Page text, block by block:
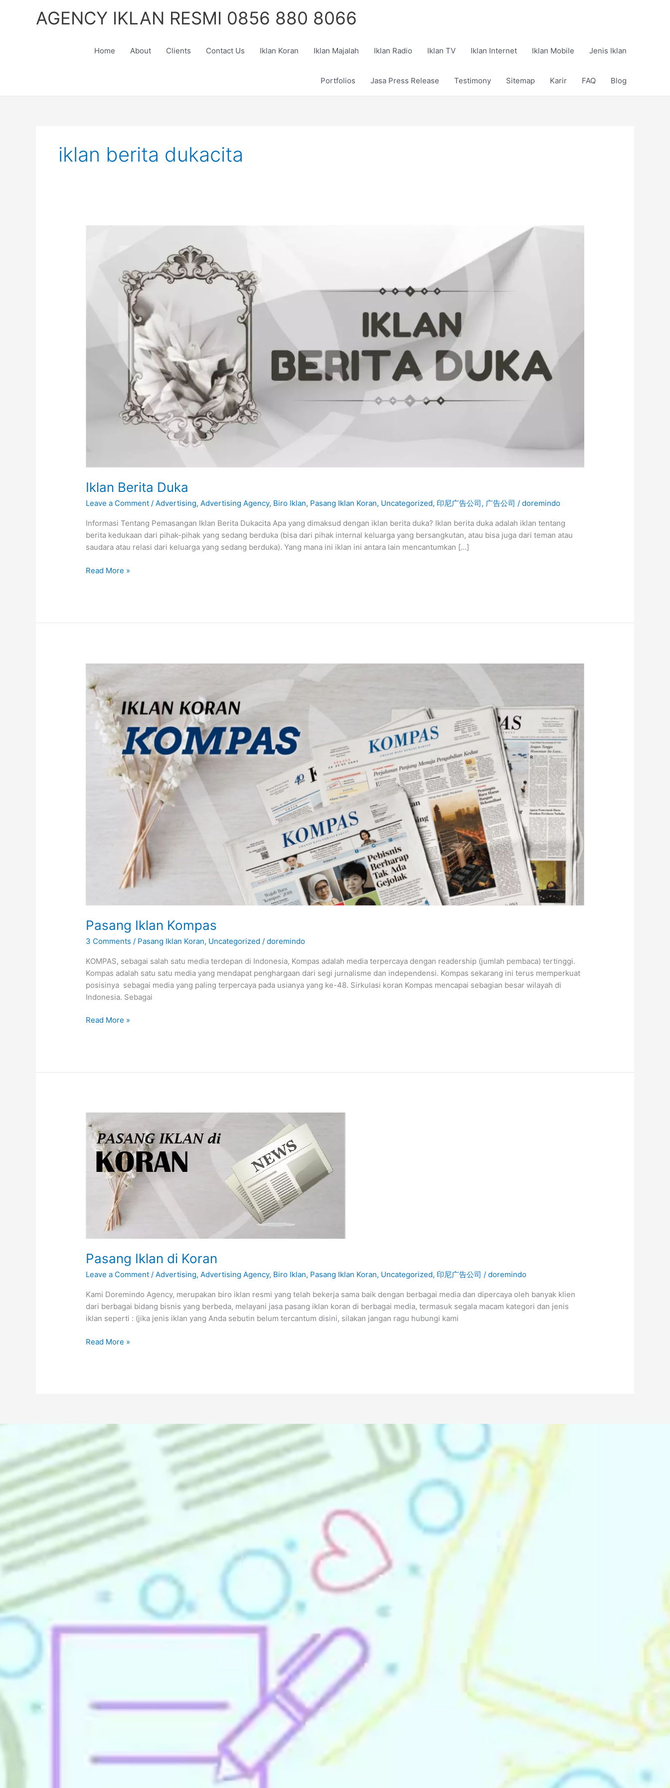
AGENCY IKLAN RESMI 0856 880 8066
Home About Clients Contact Us Iklan Koran Iklan Majalah Iklan Radio Iklan TV Iklan Internet Iklan Mobile Jenis Iklan
Portfolios Jasa Press Release Testimony Sitemap Karir FAQ Blog
iklan berita dukacita
Iklan Berita Duka
Leave a Comment /Advertising,Advertising Agency, Biro Iklan, Pasang Iklan Koran, Uncategorized, 印尼广告公司, 广告公司 /doremindo
Informasi Tentang Pemasangan Iklan Berita Dukacita Apa yang dimaksud dengan iklan berita duka? Iklan berita duka adalah iklan tentang
berita kedukaan dari pihak-pihak yang sedang berduka (bisa dari pihak internal keluarga yang bersangkutan, atau bisa juga dari teman atau
saudara atau relasi dari keluarga yang sedang berduka). Yang mana ini iklan ini antara lain mencantumkan […]
Read More »
Pasang Iklan Kompas
3 Comments / Pasang Iklan Koran, Uncategorized /doremindo
KOMPAS, sebagai salah satu media terdepan di Indonesia, Kompas adalah media terpercaya dengan readership (jumlah pembaca) tertinggi.
Kompas adalah satu satu media yang mendapat penghargaan dari segi jurnalisme dan independensi. Kompas sekarang ini terus memperkuat
posisinya sebagai media yang paling terpercaya pada usianya yang ke-48. Sirkulasi koran Kompas mencapai sebagian besar wilayah di
Indonesia. Sebagai
Iklan
Kompas
Read More »
Pasang Iklan di Koran
Leave a Comment /Advertising,Advertising Agency, Biro Iklan, Pasang Iklan Koran, Uncategorized, 印尼广告公司 /doremindo
Kami Doremindo Agency, merupakan biro iklan resmi yang telah bekerja sama baik dengan berbagai media dan dipercaya oleh banyak klien
dari berbagai bidang bisnis yang berbeda, melayani jasa pasang iklan koran di berbagai media, termasuk segala macam kategori dan jenis
iklan seperti : (jika jenis iklan yang Anda sebutin belum tercantum disini, silakan jangan ragu hubungi kami
Pasang
Iklan
Koran
Read More »